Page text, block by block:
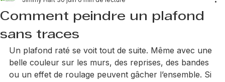
Comment peindre un plafond
sans traces
Jimmy Hart 30 juin 6 min de lecture
Un plafond raté se voit tout de suite. Même avec une
belle couleur sur les murs, des reprises, des bandes